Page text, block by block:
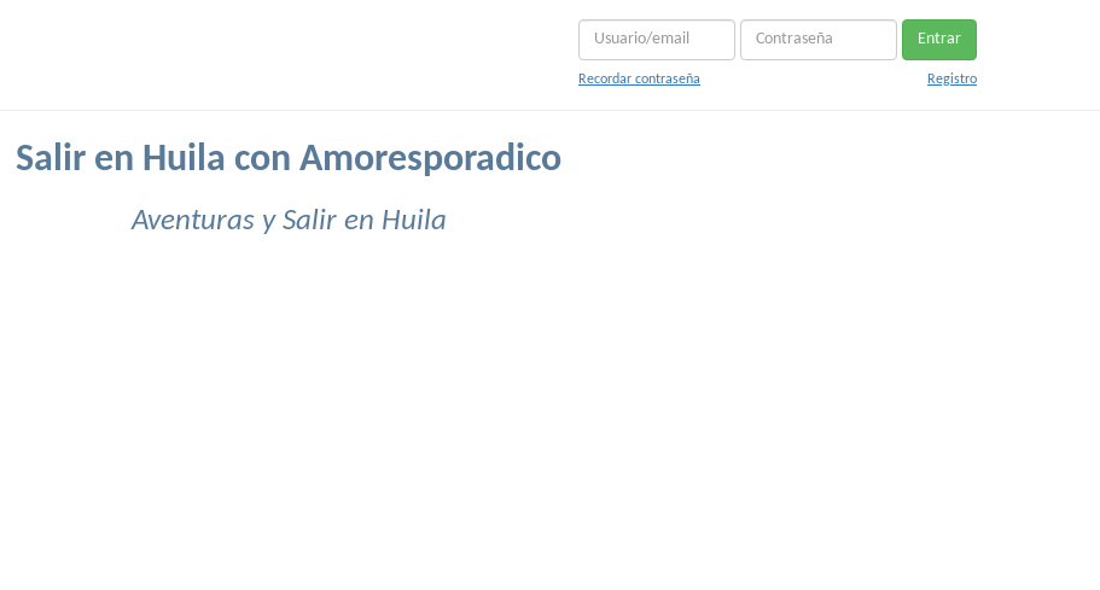
Entrar
Recordar contraseña Registro
Salir en Huila con Amoresporadico
Aventuras y Salir en Huila